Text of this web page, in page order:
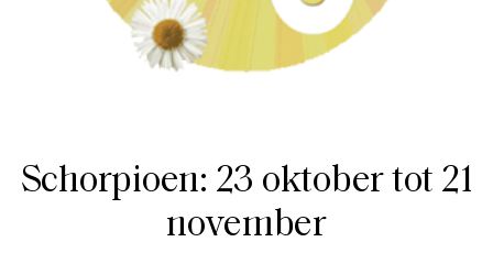
Schorpioen: 23 oktober tot 21
november